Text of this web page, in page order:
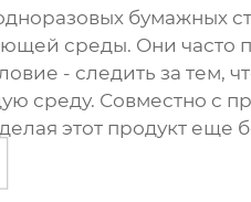
бумажных
среды. Они часто
- следить за тем,
среду. Совместно с
этот продукт еще